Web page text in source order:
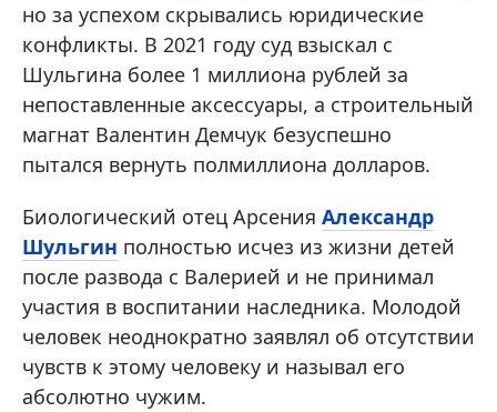
но за успехом скрывались юридические
конфликты. В 2021 году суд взыскал с
Шульгина более 1 миллиона рублей за
непоставленные аксессуары, а строительный
магнат Валентин Демчук безуспешно
пытался вернуть полмиллиона долларов.
Биологический отец Арсения Александр
Шульгин полностью исчез из жизни детей
после развода с Валерией и не принимал
участия в воспитании наследника. Молодой
человек неоднократно заявлял об отсутствии
чувств к этому человеку и называл его
абсолютно чужим.